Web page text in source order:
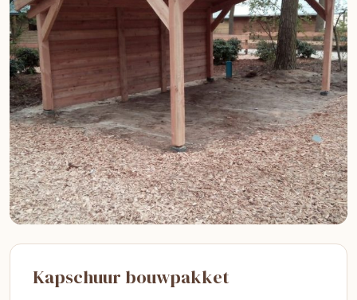
Kapschuur bouwpakket